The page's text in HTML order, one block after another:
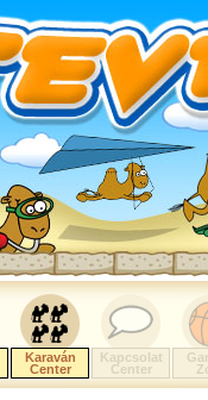
Karaván
Center
Kapcsolat
Center